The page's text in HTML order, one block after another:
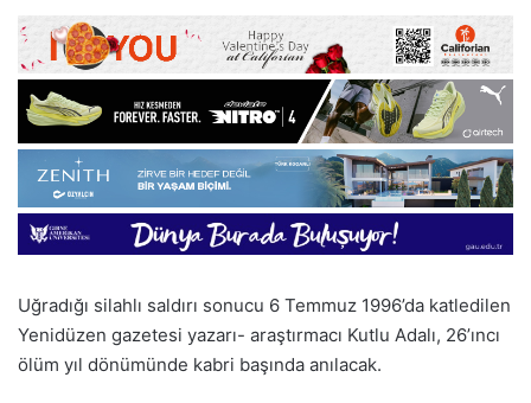
Uğradığı silahlı saldırı sonucu 6 Temmuz 1996’da katledilen
Yenidüzen gazetesi yazarı- araştırmacı Kutlu Adalı, 26’ıncı
ölüm yıl dönümünde kabri başında anılacak.